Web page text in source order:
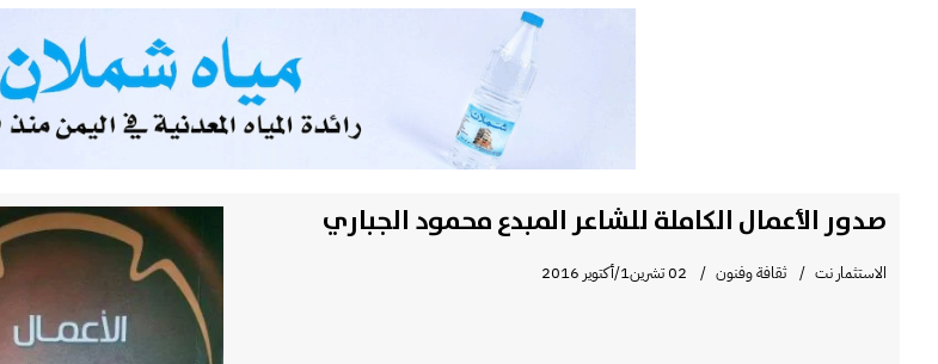
صدور الأعمال الكاملة للشاعر المبدع محمود الجباري
الاستثمار نت ثقافة وفنون 02 تشرين1/أكتوير 2016